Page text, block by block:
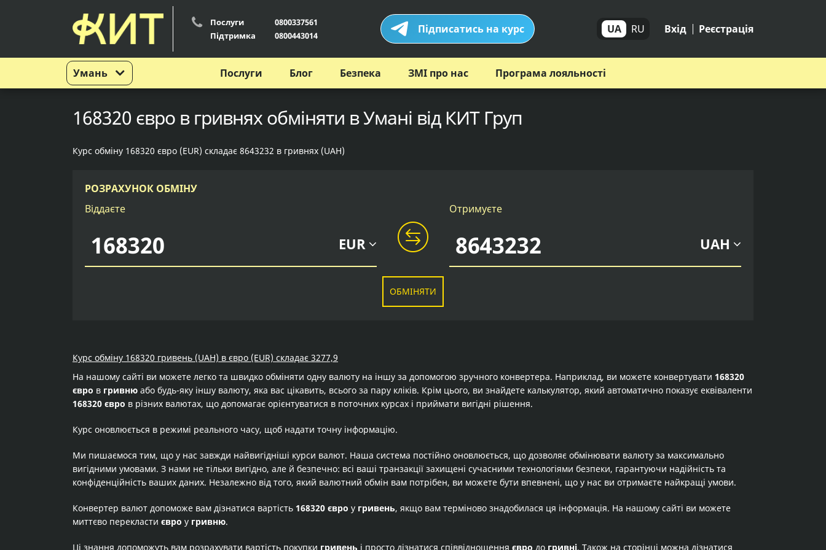
Умань
Послуги
0800337561
Підтримка
0800443014 Підписатись на курс UA RU Вхід Реєстрація
Послуги Блог Безпека ЗМІ про нас Програма лояльності
168320 євро в гривнях обміняти в Умані від КИТ Груп
Курс обміну 168320 євро (EUR) складає 8643232 в гривнях (UAH)
РОЗРАХУНОК ОБМІНУ
Віддаєте
EUR
Отримуєте
UAH
ОБМІНЯТИ
Курс обміну 168320 гривень (UAH) в євро (EUR) складає 3277,9
На нашому сайті ви можете легко та швидко обміняти одну валюту на іншу за допомогою зручного конвертера. Наприклад, ви можете конвертувати 168320
євро в гривню або будь-яку іншу валюту, яка вас цікавить, всього за пару кліків. Крім цього, ви знайдете калькулятор, який автоматично показує еквіваленти
168320 євро в різних валютах, що допомагає орієнтуватися в поточних курсах і приймати вигідні рішення.
Курс оновлюється в режимі реального часу, щоб надати точну інформацію.
Ми пишаємося тим, що у нас завжди найвигідніші курси валют. Наша система постійно оновлюється, що дозволяє обмінювати валюту за максимально
вигідними умовами. З нами не тільки вигідно, але й безпечно: всі ваші транзакції захищені сучасними технологіями безпеки, гарантуючи надійність та
конфіденційність ваших даних. Незалежно від того, який валютний обмін вам потрібен, ви можете бути впевнені, що у нас ви отримаєте найкращі умови.
Конвертер валют допоможе вам дізнатися вартість 168320 євро у гривень, якщо вам терміново знадобилася ця інформація. На нашому сайті ви можете
миттєво перекласти євро у гривню.
Ці знання допоможуть вам розрахувати вартість покупки гривень і просто дізнатися співвідношення євро до гривні. Також на сторінці можна дізнатися